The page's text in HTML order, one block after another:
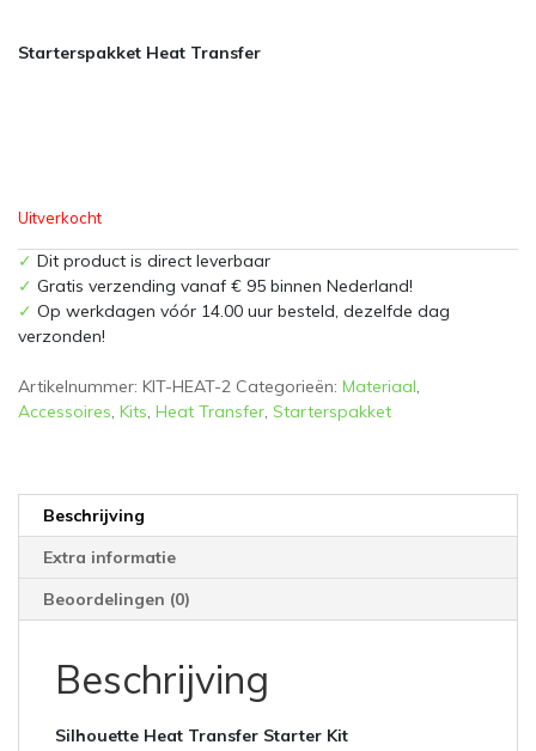
Starterspakket Heat Transfer
Uitverkocht
✓ Dit product is direct leverbaar
✓ Gratis verzending vanaf € 95 binnen Nederland!
✓ Op werkdagen vóór 14.00 uur besteld, dezelfde dag
verzonden!
Artikelnummer: KIT-HEAT-2 Categorieën: Materiaal,
Accessoires, Kits, Heat Transfer, Starterspakket
Beschrijving
Extra informatie
Beoordelingen (0)
Beschrijving
Silhouette Heat Transfer Starter Kit